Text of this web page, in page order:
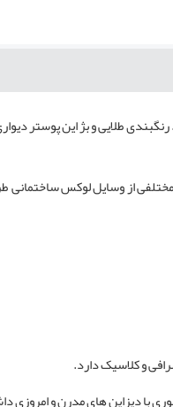
طلایی و بژ این پوستر
از وسایل لوکس ساختمانی
و کلاسیک دارد.
با دیزاین های مدرن و امروزی